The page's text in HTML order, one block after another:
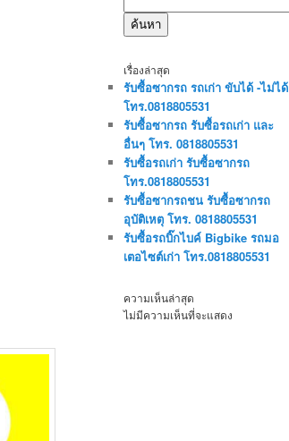
ค้นหา
เรื่องล่าสุด
รับซื้อซากรถ รถเก่า ขับได้ -ไม่ได้
โทร.0818805531
รับซื้อซากรถ รับซื้อรถเก่า และ
อื่นๆ โทร. 0818805531
รับซื้อรถเก่า รับซื้อซากรถ
โทร.0818805531
รับซื้อซากรถชน รับซื้อซากรถ
อุบัติเหตุ โทร. 0818805531
รับซื้อรถบิ๊กไบค์ Bigbike รถมอ
เตอไซต์เก่า โทร.0818805531
ความเห็นล่าสุด
ไม่มีความเห็นที่จะแสดง